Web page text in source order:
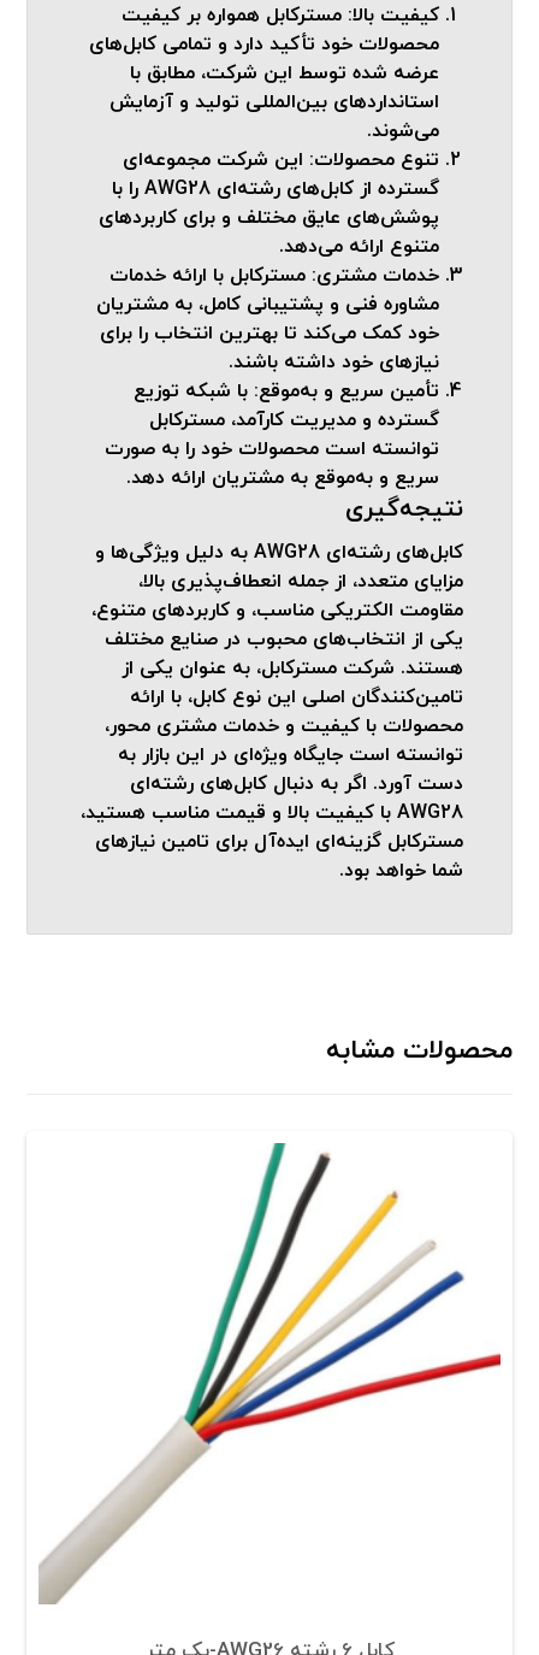
کیفیت بالا: مسترکابل همواره بر کیفیت
محصولات خود تأکید دارد و تمامی کابل‌های
عرضه شده توسط این شرکت، مطابق با
استانداردهای بین‌المللی تولید و آزمایش
می‌شوند.
تنوع محصولات: این شرکت مجموعه‌ای
گسترده از کابل‌های رشته‌ای AWG28 را با
پوشش‌های عایق مختلف و برای کاربردهای
متنوع ارائه می‌دهد.
خدمات مشتری: مسترکابل با ارائه خدمات
مشاوره فنی و پشتیبانی کامل، به مشتریان
خود کمک می‌کند تا بهترین انتخاب را برای
نیازهای خود داشته باشند.
تأمین سریع و به‌موقع: با شبکه توزیع
گسترده و مدیریت کارآمد، مسترکابل
توانسته است محصولات خود را به صورت
سریع و به‌موقع به مشتریان ارائه دهد.
نتیجه‌گیری
کابل‌های رشته‌ای AWG28 به دلیل ویژگی‌ها و
مزایای متعدد، از جمله انعطاف‌پذیری بالا،
مقاومت الکتریکی مناسب، و کاربردهای متنوع،
یکی از انتخاب‌های محبوب در صنایع مختلف
هستند. شرکت مسترکابل، به عنوان یکی از
تامین‌کنندگان اصلی این نوع کابل، با ارائه
محصولات با کیفیت و خدمات مشتری محور،
توانسته است جایگاه ویژه‌ای در این بازار به
دست آورد. اگر به دنبال کابل‌های رشته‌ای
AWG28 با کیفیت بالا و قیمت مناسب هستید،
مسترکابل گزینه‌ای ایده‌آل برای تامین نیازهای
شما خواهد بود.
محصولات مشابه